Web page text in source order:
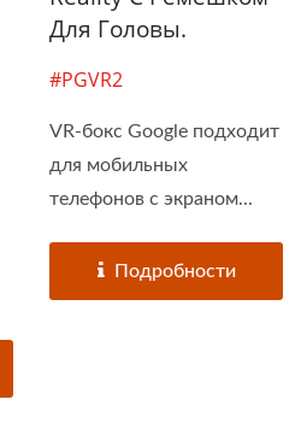
Для Головы.
#PGVR2
VR-бокс Google подходит
для мобильных
телефонов с экраном...
Подробности